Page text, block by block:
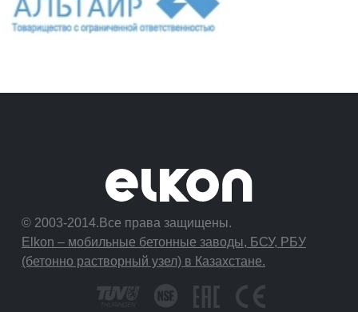
© 2003-2014.Все права защищены.
Elkon – мобильные бетонные заводы, БСУ, РБУ
(бетонно растворный узел) в Казахстане.